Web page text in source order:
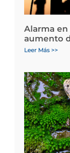
Alarma en
aumento
Leer Más >>